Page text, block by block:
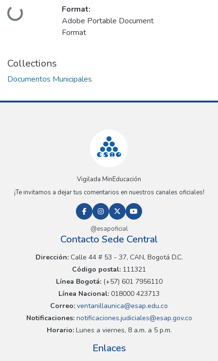
Loading...
Format:
Adobe Portable Document
Format
Collections
Documentos Municipales
Vigilada MinEducación
¡Te invitamos a dejar tus comentarios en nuestros canales oficiales!
@esapoficial
Contacto Sede Central
Dirección:Calle 44 # 53 - 37, CAN, Bogotá D.C.
Código postal: 111321
Línea Bogotá:(+57) 601 7956110
Línea Nacional: 018000 423713
Correo: ventanillaunica@esap.edu.co
Notificaciones:notificaciones.judiciales@esap.gov.co
Horario:Lunes a viernes, 8 a.m. a 5 p.m.
Enlaces